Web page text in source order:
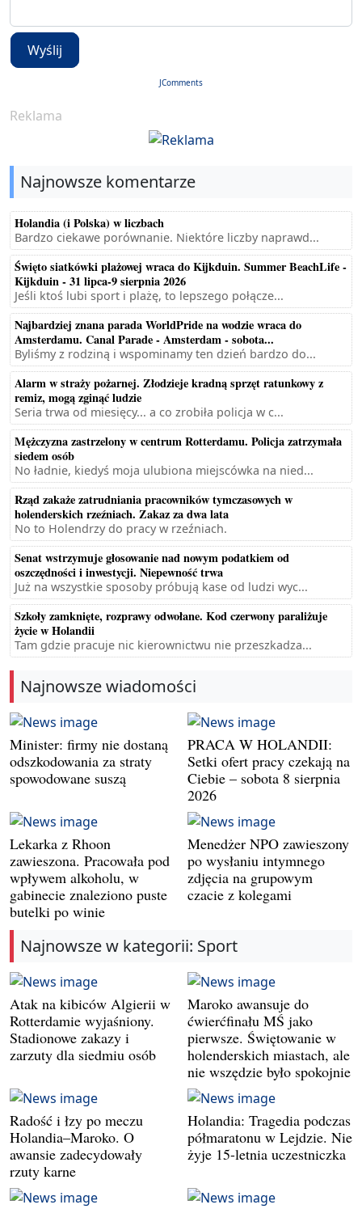
Wyślij
JComments
Reklama
Najnowsze komentarze
Holandia (i Polska) w liczbach
Bardzo ciekawe porównanie. Niektóre liczby naprawd...
Święto siatkówki plażowej wraca do Kijkduin. Summer BeachLife -
Kijkduin - 31 lipca-9 sierpnia 2026
Jeśli ktoś lubi sport i plażę, to lepszego połącze...
Najbardziej znana parada WorldPride na wodzie wraca do
Amsterdamu. Canal Parade - Amsterdam - sobota...
Byliśmy z rodziną i wspominamy ten dzień bardzo do...
Alarm w straży pożarnej. Złodzieje kradną sprzęt ratunkowy z
remiz, mogą zginąć ludzie
Seria trwa od miesięcy... a co zrobiła policja w c...
Mężczyzna zastrzelony w centrum Rotterdamu. Policja zatrzymała
siedem osób
No ładnie, kiedyś moja ulubiona miejscówka na nied...
Rząd zakaże zatrudniania pracowników tymczasowych w
holenderskich rzeźniach. Zakaz za dwa lata
No to Holendrzy do pracy w rzeźniach.
Senat wstrzymuje głosowanie nad nowym podatkiem od
oszczędności i inwestycji. Niepewność trwa
Już na wszystkie sposoby próbują kase od ludzi wyc...
Szkoły zamknięte, rozprawy odwołane. Kod czerwony paraliżuje
życie w Holandii
Tam gdzie pracuje nic kierownictwu nie przeszkadza...
Najnowsze wiadomości
Minister: firmy nie dostaną
odszkodowania za straty
spowodowane suszą
PRACA W HOLANDII:
Setki ofert pracy czekają na
Ciebie – sobota 8 sierpnia
2026
Lekarka z Rhoon
zawieszona. Pracowała pod
wpływem alkoholu, w
gabinecie znaleziono puste
butelki po winie
Menedżer NPO zawieszony
po wysłaniu intymnego
zdjęcia na grupowym
czacie z kolegami
Najnowsze w kategorii: Sport
Atak na kibiców Algierii w
Rotterdamie wyjaśniony.
Stadionowe zakazy i
zarzuty dla siedmiu osób
Maroko awansuje do
ćwierćfinału MŚ jako
pierwsze. Świętowanie w
holenderskich miastach, ale
nie wszędzie było spokojnie
Radość i łzy po meczu
Holandia–Maroko. O
awansie zadecydowały
rzuty karne
Holandia: Tragedia podczas
półmaratonu w Lejdzie. Nie
żyje 15-letnia uczestniczka